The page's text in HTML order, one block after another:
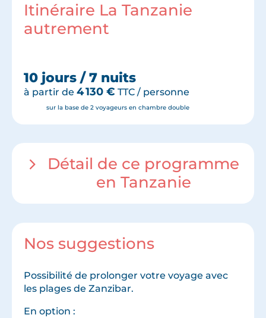
Itinéraire La Tanzanie
autrement
10 jours / 7 nuits
à partir de 4 130 € TTC / personne
sur la base de 2 voyageurs en chambre double
Détail de ce programme
en Tanzanie
Nos suggestions
Possibilité de prolonger votre voyage avec
les plages de Zanzibar.
En option :